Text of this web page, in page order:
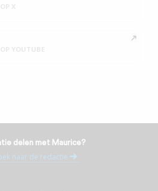
delen met Maurice?
naar de redactie